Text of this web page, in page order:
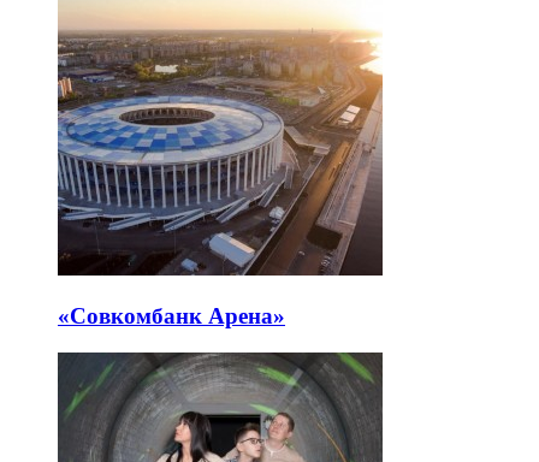
«Совкомбанк Арена⁠»